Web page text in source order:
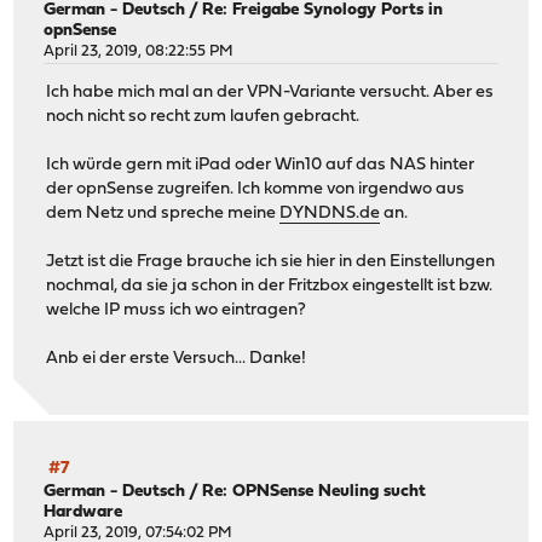
German - Deutsch /Re: Freigabe Synology Ports in
opnSense
April 23, 2019, 08:22:55 PM
Ich habe mich mal an der VPN-Variante versucht. Aber es
noch nicht so recht zum laufen gebracht.
Ich würde gern mit iPad oder Win10 auf das NAS hinter
der opnSense zugreifen. Ich komme von irgendwo aus
dem Netz und spreche meine DYNDNS.de an.
Jetzt ist die Frage brauche ich sie hier in den Einstellungen
nochmal, da sie ja schon in der Fritzbox eingestellt ist bzw.
welche IP muss ich wo eintragen?
Anb ei der erste Versuch... Danke!
#7
German - Deutsch / Re: OPNSense Neuling sucht
Hardware
April 23, 2019, 07:54:02 PM